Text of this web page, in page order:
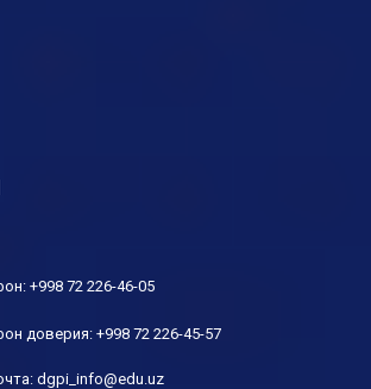
+998 72 226-46-05
доверия: +998 72 226-45-57
dgpi_info@edu.uz